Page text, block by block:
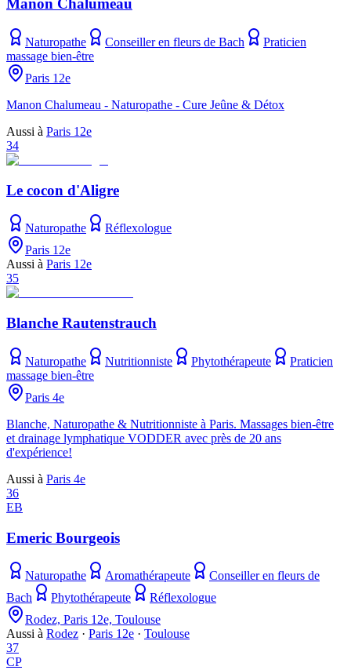
Manon Chalumeau
Naturopathe Conseiller en fleurs de Bach
Praticien
massage bien-être
Paris 12e
Manon Chalumeau - Naturopathe - Cure Jeûne & Détox
Aussi à Paris 12e
34
Le cocon d'Aligre
Naturopathe
Réflexologue
Paris 12e
Aussi à Paris 12e
35
Blanche Rautenstrauch
Naturopathe Nutritionniste Phytothérapeute
Praticien
massage bien-être
Paris 4e
Blanche, Naturopathe & Nutritionniste à Paris. Massages bien-être
et drainage lymphatique VODDER avec près de 20 ans
d'expérience!
Aussi à Paris 4e
36
EB
Emeric Bourgeois
Naturopathe Aromathérapeute
Conseiller en fleurs de
Bach
Phytothérapeute
Réflexologue
Rodez, Paris 12e, Toulouse
Aussi à Rodez · Paris 12e · Toulouse
37
CP